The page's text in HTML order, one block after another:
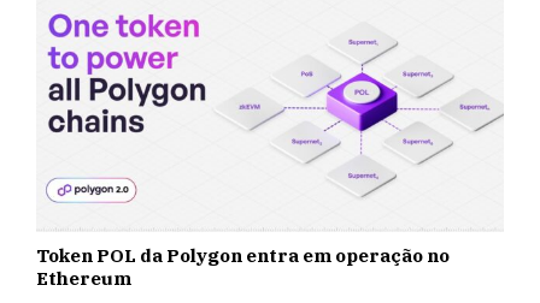
Token POL da Polygon entra em operação no
Ethereum